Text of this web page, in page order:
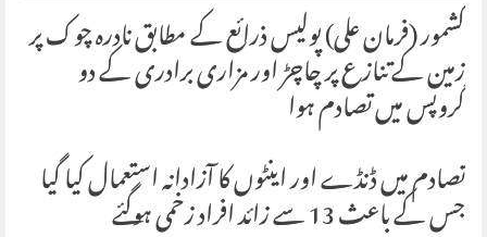
کشمور (فرمان علی) پولیس ذرائع کے مطابق نادرہ چوک پر
زمین کے تنازع پر چاچڑ اور مزاری برادری کے دو
گروپس میں تصادم ہوا
تصادم میں ڈنڈے اور اینٹوں کا آزادانہ استعمال کیا گیا
جس کے باعث 13 سے زائد افراد زخمی ہوگئے